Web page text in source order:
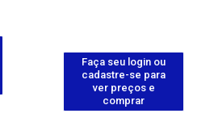
Faça seu login ou
cadastre-se para
ver preços e
comprar